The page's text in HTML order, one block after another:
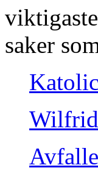
saker
Wilfrid